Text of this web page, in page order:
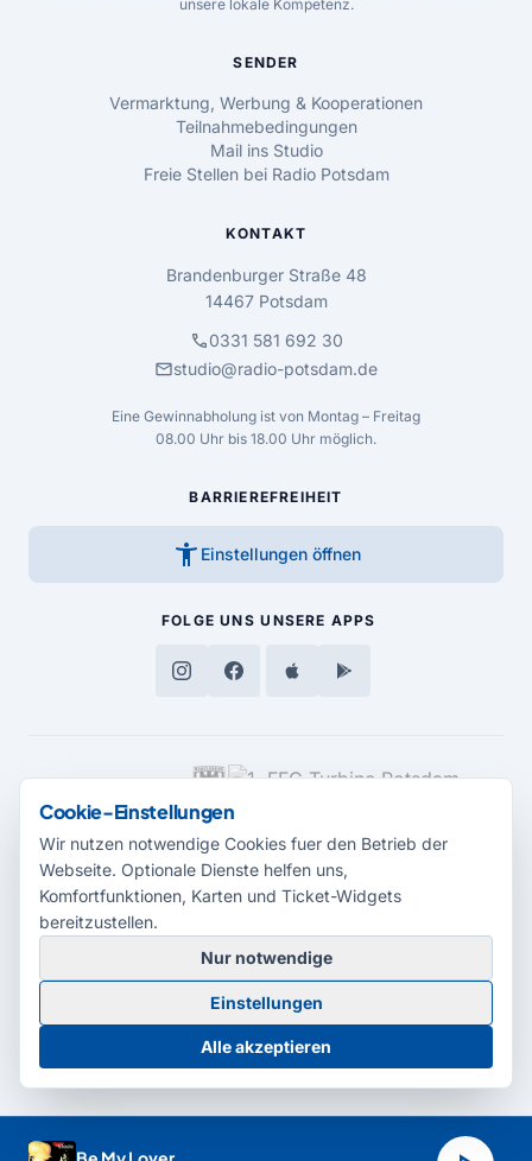
unsere lokale Kompetenz.
SENDER
Vermarktung, Werbung & Kooperationen
Teilnahmebedingungen
Mail ins Studio
Freie Stellen bei Radio Potsdam
KONTAKT
Brandenburger Straße 48
14467 Potsdam
call0331 581 692 30
mailstudio@radio-potsdam.de
Eine Gewinnabholung ist von Montag – Freitag
08.00 Uhr bis 18.00 Uhr möglich.
BARRIEREFREIHEIT
accessibility_new Einstellungen öffnen
FOLGE UNS UNSERE APPS
MEDIENPARTNER
© 2026 Radio Potsdam. Webseite entwickelt durch dieMedienagentur
Babelsberg
BarrierefreiheitserklärungAGBDatenschutzImpressum
Cookie-Einstellungen
Cookie-Einstellungen
Wir nutzen notwendige Cookies fuer den Betrieb der
Webseite. Optionale Dienste helfen uns,
Komfortfunktionen, Karten und Ticket-Widgets
bereitzustellen.
Nur notwendige
Einstellungen
Alle akzeptieren